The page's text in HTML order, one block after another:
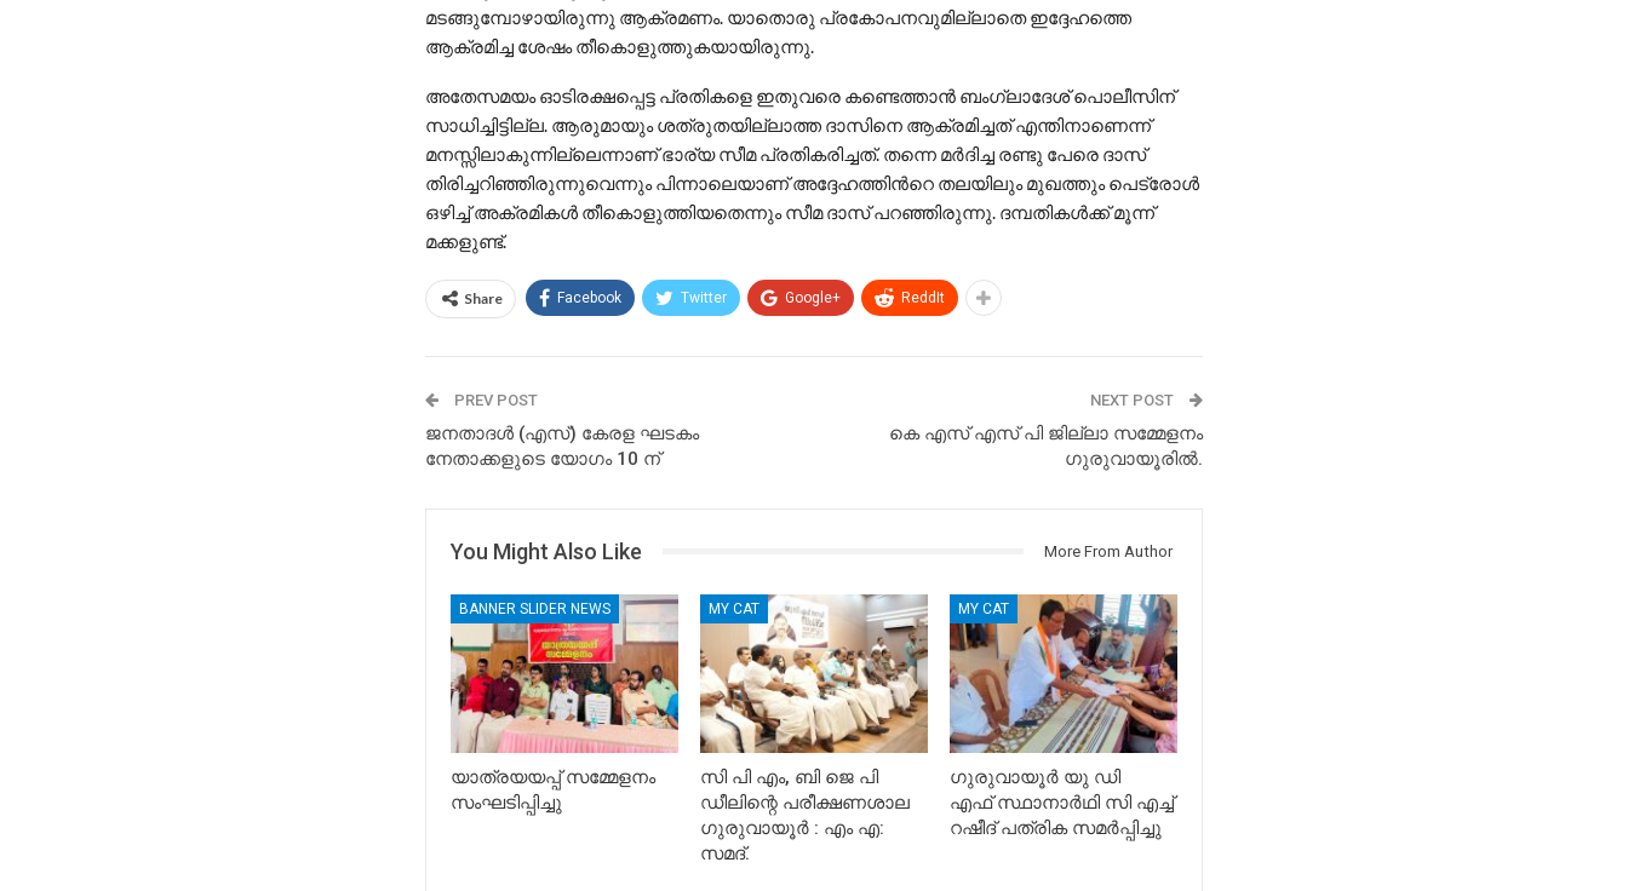
മടങ്ങുമ്പോഴായിരുന്നു ആക്രമണം. യാതൊരു പ്രകോപനവുമില്ലാതെ ഇദ്ദേഹത്തെ
ആക്രമിച്ച ശേഷം തീകൊളുത്തുകയായിരുന്നു.
അതേസമയം ഓടിരക്ഷപ്പെട്ട പ്രതികളെ ഇതുവരെ കണ്ടെത്താൻ ബംഗ്ലാദേശ് പൊലീസിന്
സാധിച്ചിട്ടില്ല. ആരുമായും ശത്രുതയില്ലാത്ത ദാസിനെ ആക്രമിച്ചത് എന്തിനാണെന്ന്
മനസ്സിലാകുന്നില്ലെന്നാണ് ഭാര്യ സീമ പ്രതികരിച്ചത്. തന്നെ മർദിച്ച രണ്ടു പേരെ ദാസ്
തിരിച്ചറിഞ്ഞിരുന്നുവെന്നും പിന്നാലെയാണ് അദ്ദേഹത്തിന്‍റെ തലയിലും മുഖത്തും പെട്രോൾ
ഒഴിച്ച് അക്രമികൾ തീകൊളുത്തിയതെന്നും സീമ ദാസ് പറഞ്ഞിരുന്നു. ദമ്പതികൾക്ക് മൂന്ന്
മക്കളുണ്ട്.
Share Facebook Twitter Google+ ReddIt
PREV POST
ജനതാദൾ (എസ്) കേരള ഘടകം
നേതാക്കളുടെ യോഗം 10 ന്
NEXT POST
കെ എസ് എസ് പി ജില്ലാ സമ്മേളനം
ഗുരുവായൂരിൽ.
You Might Also Like More From Author
BANNER SLIDER NEWS
യാത്രയയപ്പ് സമ്മേളനം
സംഘടിപ്പിച്ചു
MY CAT
സി പി എം, ബി ജെ പി
ഡീലിന്റെ പരീക്ഷണശാല
ഗുരുവായൂർ : എം എ:
സമദ്.
MY CAT
ഗുരുവായൂർ യു ഡി
എഫ് സ്ഥാനാർഥി സി എച്ച്
റഷീദ് പത്രിക സമർപ്പിച്ചു